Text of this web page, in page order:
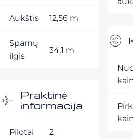
Aukštis 12,56 m
Sparnų
ilgis
34,1 m
Praktinė
informacija
Pilotai 2